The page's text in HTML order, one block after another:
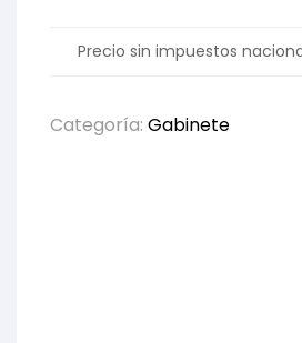
Precio sin impuestos
Categoría: Gabinete